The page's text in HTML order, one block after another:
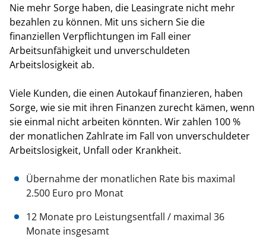
Nie mehr Sorge haben, die Leasingrate nicht mehr
bezahlen zu können. Mit uns sichern Sie die
finanziellen Verpflichtungen im Fall einer
Arbeitsunfähigkeit und unverschuldeten
Arbeitslosigkeit ab.
Viele Kunden, die einen Autokauf finanzieren, haben
Sorge, wie sie mit ihren Finanzen zurecht kämen, wenn
sie einmal nicht arbeiten könnten. Wir zahlen 100 %
der monatlichen Zahlrate im Fall von unverschuldeter
Arbeitslosigkeit, Unfall oder Krankheit.
Übernahme der monatlichen Rate bis maximal
2.500 Euro pro Monat
12 Monate pro Leistungsentfall / maximal 36
Monate insgesamt